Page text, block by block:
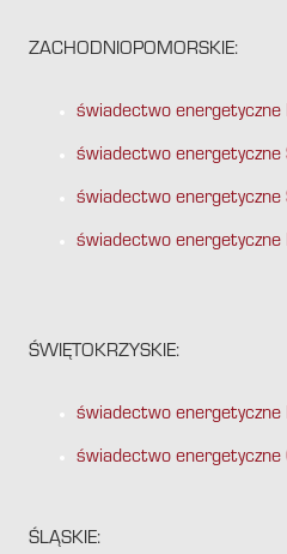
ZACHODNIOPOMORSKIE:
świadectwo energetyczne
świadectwo energetyczne
świadectwo energetyczne
świadectwo energetyczne
ŚWIĘTOKRZYSKIE:
świadectwo energetyczne
świadectwo
ŚLĄSKIE: